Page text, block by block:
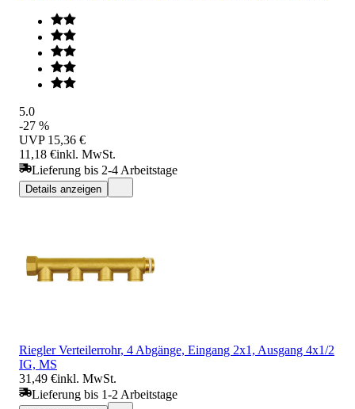
5.0
-27 %
UVP 15,36 €
11,18 €inkl. MwSt.
Lieferung bis 2-4 Arbeitstage
Details anzeigen
Riegler Verteilerrohr, 4 Abgänge, Eingang 2x1, Ausgang 4x1/2
IG, MS
31,49 €inkl. MwSt.
Lieferung bis 1-2 Arbeitstage